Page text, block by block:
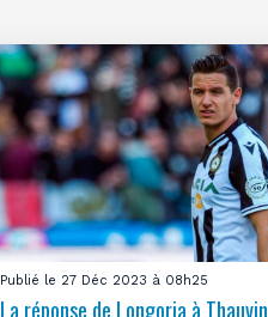
Publié le 27 Déc 2023 à 08h25
La réponse de Longoria à Thauvin